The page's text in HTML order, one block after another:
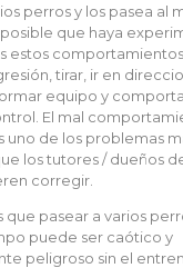
perros y los pasea al
que haya
estos
tirar, ir en
equipo y
El mal
uno de los problemas
los tutores / dueños
corregir.
que pasear a varios
puede ser caótico y
peligroso sin el